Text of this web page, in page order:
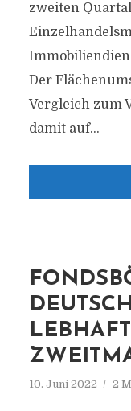
zweiten
Der
Vergleich zum
damit auf...
10. Juni 2022 2